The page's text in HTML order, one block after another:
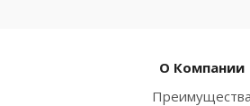
О Компании
Преимущества